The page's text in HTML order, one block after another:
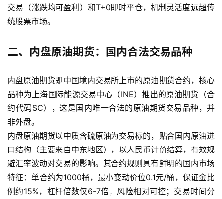
交易（涨跌均可盈利）和T+0即时平仓，机制灵活度远超传
统股票市场。
二、内盘原油期货：国内合法交易品种
内盘原油期货即中国境内交易所上市的原油期货合约，核心
品种为上海国际能源交易中心（INE）推出的原油期货（合
约代码SC），这是国内唯一合法的原油期货交易品种，并
非外盘。
内盘原油期货以中质含硫原油为交易标的，贴合国内原油进
口结构（主要来自中东地区），以人民币计价结算，有效规
避汇率波动对交易的影响。其合约规则具有鲜明的国内市场
特征：单合约为1000桶，最小变动价位0.1元/桶，保证金比
例约15%，杠杆倍数仅6-7倍，风险相对可控；交易时间分